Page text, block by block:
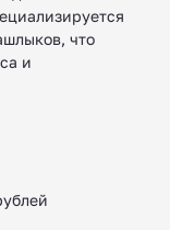
что
и